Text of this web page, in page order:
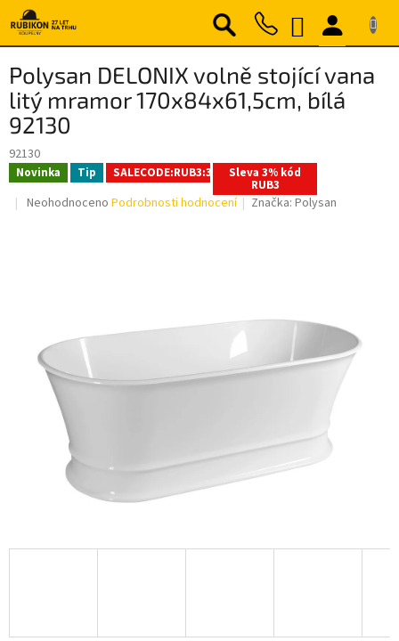
Přejít
na
obsah
NÁKUPNÍ
KOŠÍK
Polysan DELONIX volně stojící vana
litý mramor 170x84x61,5cm, bílá
92130
92130
Novinka Tip SALECODE:RUB3:3:% Sleva 3% kód
RUB3
Průměrné
Neohodnoceno Podrobnosti hodnocení Značka:Polysan